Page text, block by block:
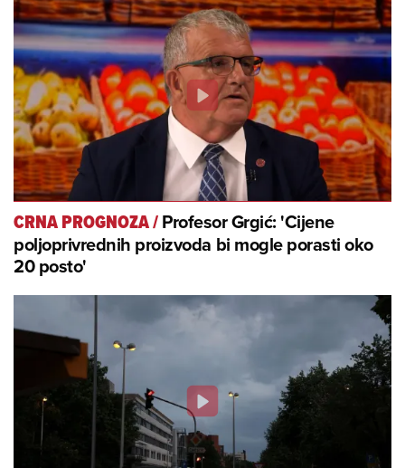
CRNA PROGNOZA/Profesor Grgić: 'Cijene
poljoprivrednih proizvoda bi mogle porasti oko
20 posto'